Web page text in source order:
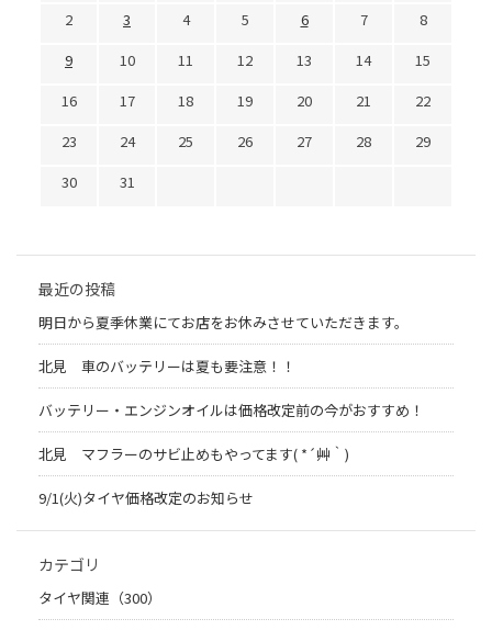
2
3 4 5 6 7
8
9
10 11 12 13 14
15
16
17 18 19 20 21
22
23
24 25 26 27 28
29
30
31
最近の投稿
明日から夏季休業にてお店をお休みさせていただきます。
北見 車のバッテリーは夏も要注意！！
バッテリー・エンジンオイルは価格改定前の今がおすすめ！
北見 マフラーのサビ止めもやってます( *´艸｀)
9/1(火)タイヤ価格改定のお知らせ
カテゴリ
タイヤ関連（300）